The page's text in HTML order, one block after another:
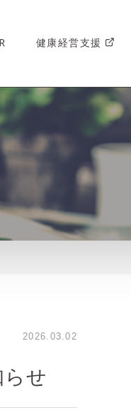
健康経営支援
2026.03.02
せ